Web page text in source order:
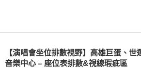
【演唱會坐位排數視野】高雄巨蛋、
音樂中心 – 座位表排數&視線瑕疵區